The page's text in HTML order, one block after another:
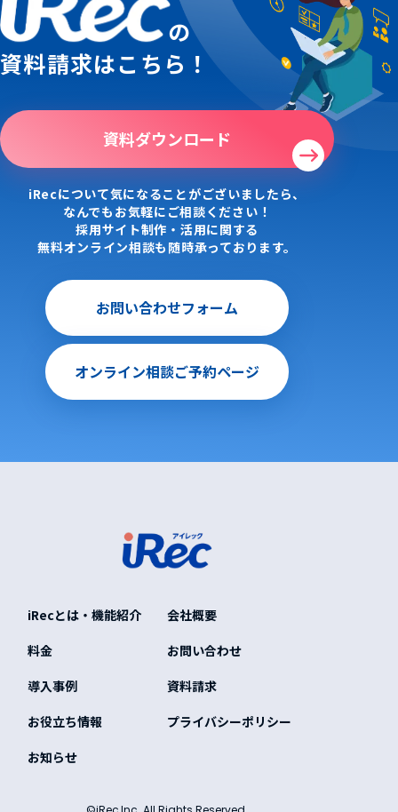
の
資料請求はこちら！
資料ダウンロード
iRecについて気になることがございましたら、
なんでもお気軽にご相談ください！
採用サイト制作・活用に関する
無料オンライン相談も随時承っております。
お問い合わせフォーム
オンライン相談ご予約ページ
iRecとは・機能紹介
料金
導入事例
お役立ち情報
お知らせ
会社概要
お問い合わせ
資料請求
プライバシーポリシー